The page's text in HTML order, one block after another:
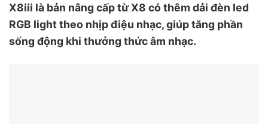
X8iii là bản nâng cấp từ X8 có thêm dải đèn led
RGB light theo nhịp điệu nhạc, giúp tăng phần
sống động khi thưởng thức âm nhạc.